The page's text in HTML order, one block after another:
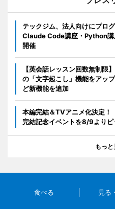
テックジム、法人向けにプロ
Claude Code講座・Python講
開催
【英会話レッスン回数無制限
の「文字起こし」機能をアッ
ど新機能を追加
本編完結＆TVアニメ化決定！
完結記念イベントを8/9よりピ
もっと
食べる 見る